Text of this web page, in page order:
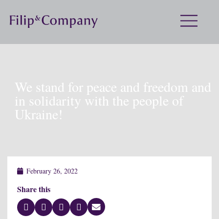
We stand for peace and freedom and
in solidarity with the people of
Ukraine!
February 26, 2022
Share this